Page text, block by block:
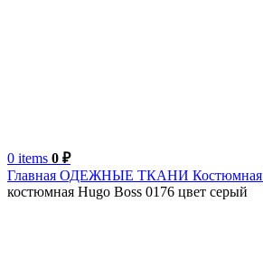
0 items 0 ₽
Главная ОДЕЖНЫЕ ТКАНИ Костюмная
костюмная Hugo Boss 0176 цвет серый